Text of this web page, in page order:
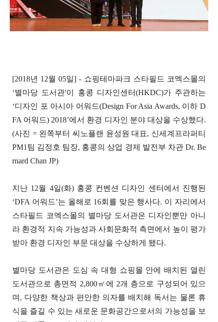
[2018년 12월 05일] - 쇼핑테마파크 스타필드 코엑스몰의
‘별마당 도서관'이 홍콩 디자인센터(HKDC)가 주관하는
‘디자인 포 아시아 어워드(Design For Asia Awards, 이하 D
FA 어워드) 2018’에서 환경 디자인 분야 대상을 수상했다.
(사진 = 왼쪽부터 씨노플랜 윤성원 대표, 신세계프라퍼티
PM1팀 김정호 팀장, 홍콩의 상업 경제 발전부 차관 Dr. Be
rnard Chan JP)
지난 12월 4일(화) 홍콩 컨벤션 디자인 센터에서 진행된
‘DFA 어워드’는 올해로 16회를 맞은 행사다. 이 자리에서
스타필드 코엑스몰의 별마당 도서관은 디자인뿐만 아니
라 환경적 지속 가능성과 사회문화적 측면에서 높이 평가
받아 환경 디자인 부문 대상을 수상하게 됐다.
별마당 도서관은 도심 속 대형 쇼핑몰 안에 배치된 열린
도서관으로 총면적 2,800㎡에 2개 층으로 구성되어 있으
며, 다양한 책상과 편안한 의자를 배치해 독서는 물론 휴
식을 즐길 수 있는 새로운 문화공간으로서의 가능성을 보